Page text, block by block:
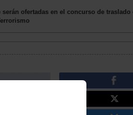
ofertadas en el concurso de traslado